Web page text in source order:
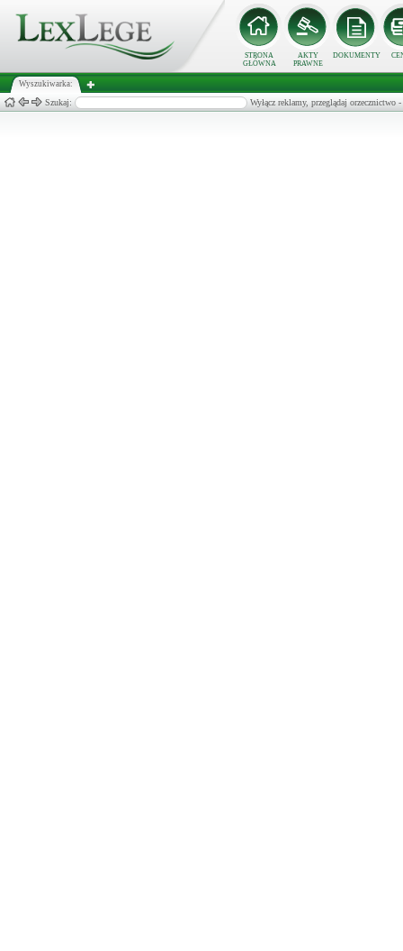
STRONA
GŁÓWNA
AKTY
PRAWNE
DOKUMENTY
Wyszukiwarka:
Szukaj: Wyłącz reklamy, przeglądaj